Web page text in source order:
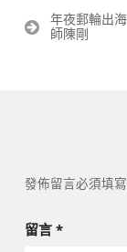
導
年夜郵輪出
師陳剛
發佈留言必須填
留言 *